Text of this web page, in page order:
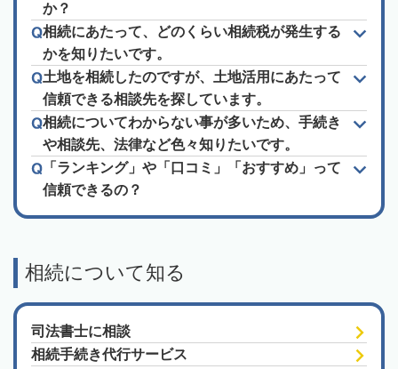
か？
相続にあたって、どのくらい相続税が発生する
かを知りたいです。
土地を相続したのですが、土地活用にあたって
信頼できる相談先を探しています。
相続についてわからない事が多いため、手続き
や相談先、法律など色々知りたいです。
「ランキング」や「口コミ」「おすすめ」って
信頼できるの？
相続について知る
司法書士に相談
相続手続き代行サービス